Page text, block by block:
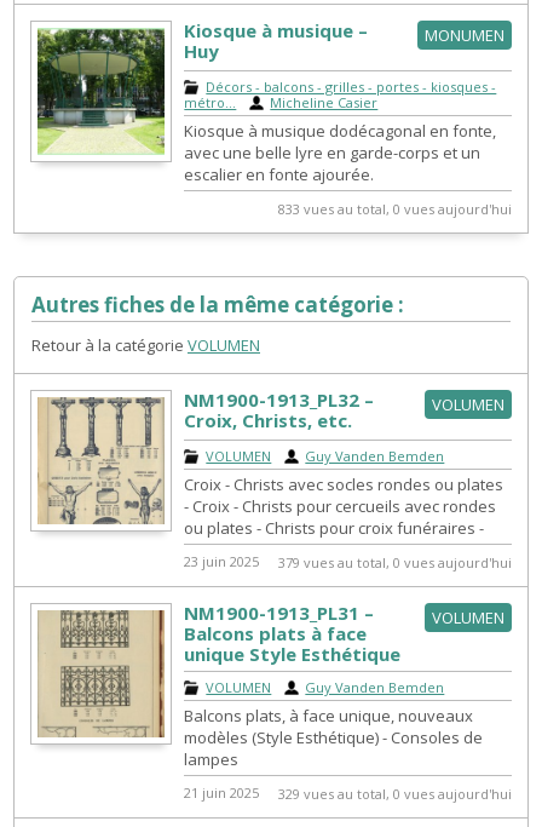
MONUMEN
Kiosque à musique –
Huy
Décors - balcons - grilles - portes - kiosques -
métro...
Micheline Casier
Kiosque à musique dodécagonal en fonte,
avec une belle lyre en garde-corps et un
escalier en fonte ajourée.
833 vues au total, 0 vues aujourd'hui
Autres fiches de la même catégorie :
Retour à la catégorie VOLUMEN
VOLUMEN
NM1900-1913_PL32 –
Croix, Christs, etc.
VOLUMEN Guy Vanden Bemden
Croix - Christs avec socles rondes ou plates
- Croix - Christs pour cercueils avec rondes
ou plates - Christs pour croix funéraires -
Christs creux avec insign...
23 juin 2025 379 vues au total, 0 vues aujourd'hui
VOLUMEN
NM1900-1913_PL31 –
Balcons plats à face
unique Style Esthétique
VOLUMEN Guy Vanden Bemden
Balcons plats, à face unique, nouveaux
modèles (Style Esthétique) - Consoles de
lampes
21 juin 2025 329 vues au total, 0 vues aujourd'hui